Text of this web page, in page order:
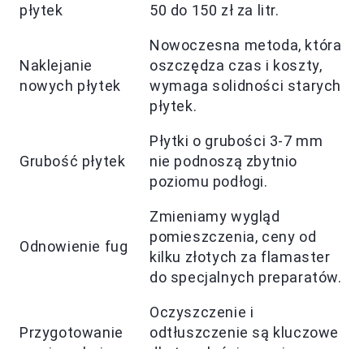
płytek
50 do 150 zł za litr.
Naklejanie
nowych płytek
Nowoczesna metoda, która
oszczędza czas i koszty,
wymaga solidności starych
płytek.
Grubość płytek
Płytki o grubości 3-7 mm
nie podnoszą zbytnio
poziomu podłogi.
Odnowienie fug
Zmieniamy wygląd
pomieszczenia, ceny od
kilku złotych za flamaster
do specjalnych preparatów.
Przygotowanie
Oczyszczenie i
odtłuszczenie są kluczowe